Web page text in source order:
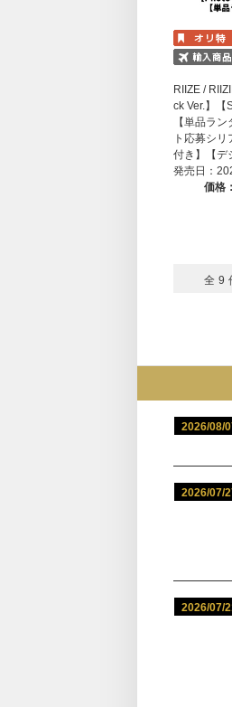
RIIZE /
ck Ver.】【
【単品ラ
ト応募シ
付き】【デ
発売日：
価格
全 9
2026/08/
2026/07/
2026/07/